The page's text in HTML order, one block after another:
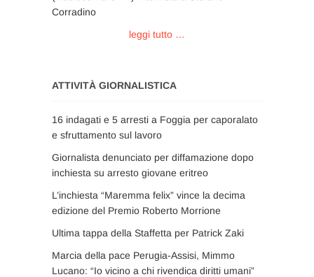
Corradino
leggi tutto …
ATTIVITÀ GIORNALISTICA
16 indagati e 5 arresti a Foggia per caporalato
e sfruttamento sul lavoro
Giornalista denunciato per diffamazione dopo
inchiesta su arresto giovane eritreo
L’inchiesta “Maremma felix” vince la decima
edizione del Premio Roberto Morrione
Ultima tappa della Staffetta per Patrick Zaki
Marcia della pace Perugia-Assisi, Mimmo
Lucano: “Io vicino a chi rivendica diritti umani”